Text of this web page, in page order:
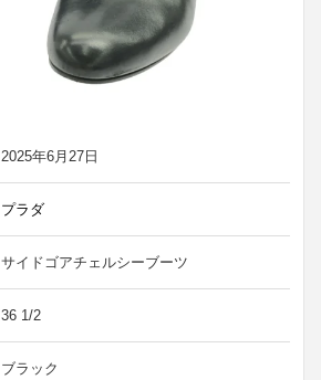
2025年6月27日
プラダ
サイドゴアチェルシーブーツ
36 1/2
ブラック